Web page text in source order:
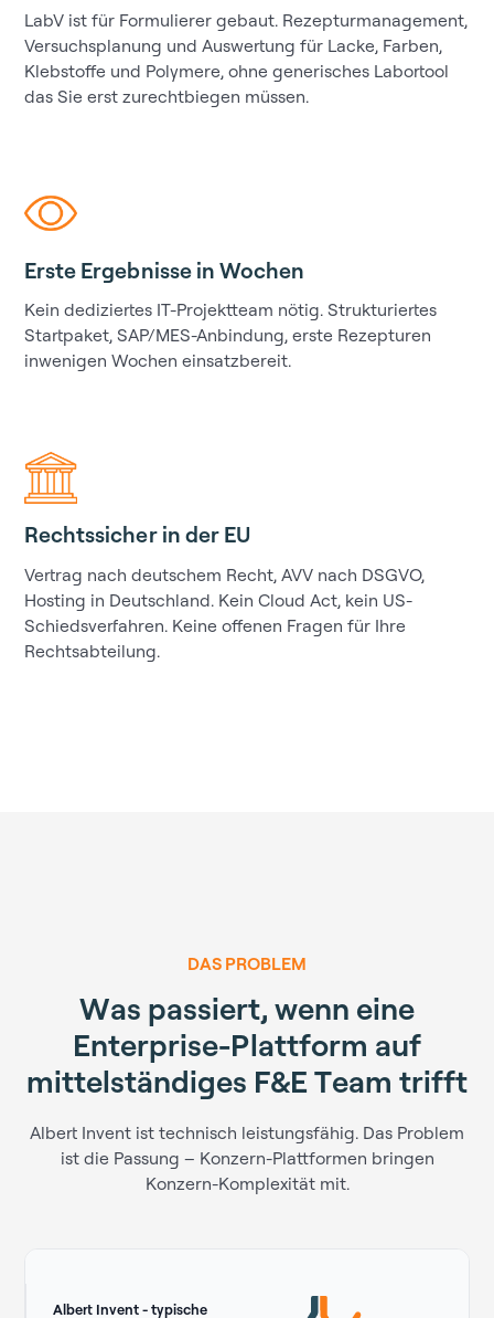
LabV ist für Formulierer gebaut. Rezepturmanagement,
Versuchsplanung und Auswertung für Lacke, Farben,
Klebstoffe und Polymere, ohne generisches Labortool
das Sie erst zurechtbiegen müssen.
Erste Ergebnisse in Wochen
Kein dediziertes IT-Projektteam nötig. Strukturiertes
Startpaket, SAP/MES-Anbindung, erste Rezepturen
inwenigen Wochen einsatzbereit.
Rechtssicher in der EU
Vertrag nach deutschem Recht, AVV nach DSGVO,
Hosting in Deutschland. Kein Cloud Act, kein US-
Schiedsverfahren. Keine offenen Fragen für Ihre
Rechtsabteilung.
DAS PROBLEM
Was passiert, wenn eine
Enterprise-Plattform auf
mittelständiges F&E Team trifft
Albert Invent ist technisch leistungsfähig. Das Problem
ist die Passung – Konzern-Plattformen bringen
Konzern-Komplexität mit.
Albert Invent - typische